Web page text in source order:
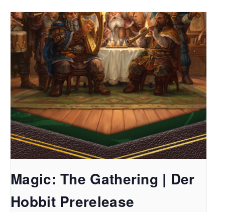
Magic: The Gathering | Der
Hobbit Prerelease